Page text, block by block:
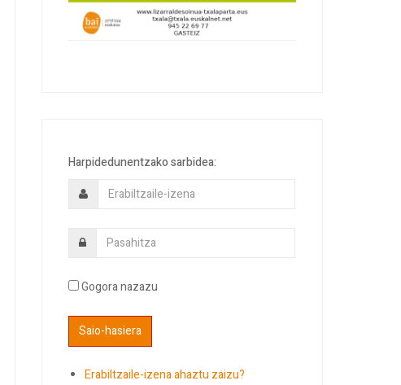
Harpidedunentzako sarbidea:
Gogora nazazu
Erabiltzaile-izena ahaztu zaizu?